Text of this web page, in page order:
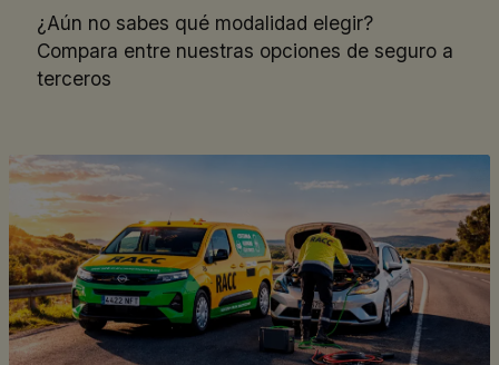
¿Aún no sabes qué modalidad elegir?
Compara entre nuestras opciones de seguro a
terceros